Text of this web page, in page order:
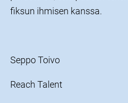
fiksun ihmisen kanssa.
Seppo Toivo
Reach Talent